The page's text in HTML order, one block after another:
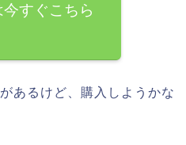
すぐこちら
あるけど、購入しようかな